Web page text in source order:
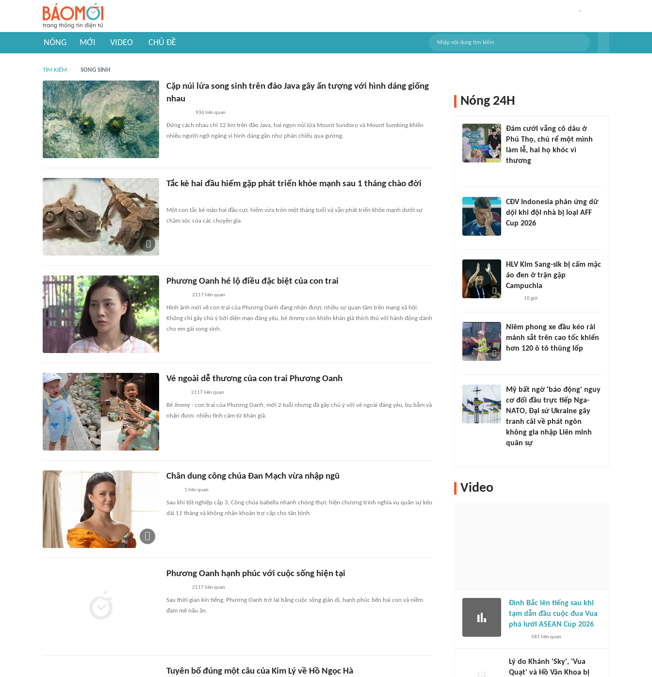
NÓNG MỚI VIDEO CHỦ ĐỀ
TÌM KIẾM SONG SINH
Cặp núi lửa song sinh trên đảo Java gây ấn tượng với hình dáng giống
nhau
936 liên quan
Đứng cách nhau chỉ 12 km trên đảo Java, hai ngọn núi lửa Mount Sundoro và Mount Sumbing khiến
nhiều người ngỡ ngàng vì hình dáng gần như phản chiếu qua gương.
Tắc kè hai đầu hiếm gặp phát triển khỏe mạnh sau 1 tháng chào đời
Một con tắc kè mào hai đầu cực hiếm vừa tròn một tháng tuổi và vẫn phát triển khỏe mạnh dưới sự
chăm sóc của các chuyên gia.
Phương Oanh hé lộ điều đặc biệt của con trai
2117liên quan
Hình ảnh mới về con trai của Phương Oanh đang nhận được nhiều sự quan tâm trên mạng xã hội.
Không chỉ gây chú ý bởi diện mạo đáng yêu, bé Jimmy còn khiến khán giả thích thú với hành động dành
cho em gái song sinh.
Vẻ ngoài dễ thương của con trai Phương Oanh
2117 liên quan
Bé Jimmy - con trai của Phương Oanh, mới 2 tuổi nhưng đã gây chú ý với vẻ ngoài đáng yêu, bụ bẫm và
nhận được nhiều tình cảm từ khán giả.
Chân dung công chúa Đan Mạch vừa nhập ngũ
1 liên quan
Sau khi tốt nghiệp cấp 3, Công chúa Isabella nhanh chóng thực hiện chương trình nghĩa vụ quân sự kéo
dài 11 tháng và không nhận khoản trợ cấp cho tân binh.
Phương Oanh hạnh phúc với cuộc sống hiện tại
2117liên quan
Sau thời gian kín tiếng, Phương Oanh trở lại bằng cuộc sống giản dị, hạnh phúc bên hai con và niềm
đam mê nấu ăn.
Tuyên bố đúng một câu của Kim Lý về Hồ Ngọc Hà
Nóng 24H
Đám cưới vắng cô dâu ở
Phú Thọ, chú rể một mình
làm lễ, hai họ khóc vì
thương
CĐV Indonesia phản ứng dữ
dội khi đội nhà bị loại AFF
Cup 2026
HLV Kim Sang-sik bị cấm mặc
áo đen ở trận gặp
Campuchia
10 giờ
Niêm phong xe đầu kéo rải
mảnh sắt trên cao tốc khiến
hơn 120 ô tô thủng lốp
Mỹ bất ngờ 'báo động' nguy
cơ đối đầu trực tiếp Nga-
NATO, Đại sứ Ukraine gây
tranh cãi về phát ngôn
không gia nhập Liên minh
quân sự
Video
Đình Bắc lên tiếng sau khi
tạm dẫn đầu cuộc đua Vua
phá lưới ASEAN Cup 2026
581 liên quan
Lý do Khánh 'Sky', 'Vua
Quạt' và Hồ Văn Khoa bị